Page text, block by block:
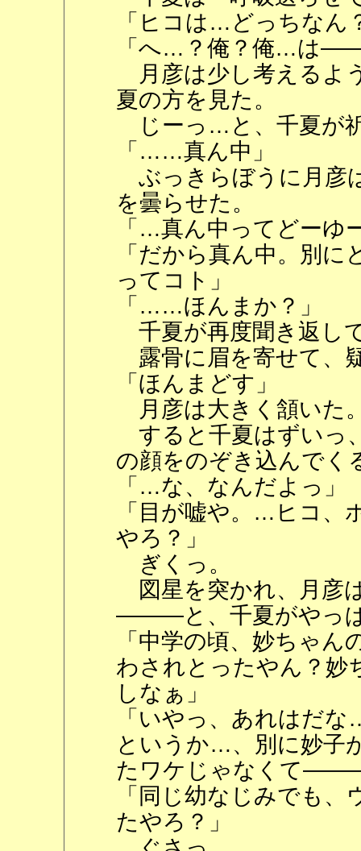
「ヒコは…どっちなん
「へ…？俺？俺…は
月彦は少し考えるよ
夏の方を見た。
じーっ…と、千夏が
「……真ん中」
ぶっきらぼうに月
を曇らせた。
「…真ん中ってどーゆ
「だから真ん中。別
ってコト」
「……ほんまか？」
千夏が再度聞き返し
露骨に眉を寄せて、
「ほんまどす」
月彦は大きく頷いた
すると千夏はずいっ
の顔をのぞき込んでく
「…な、なんだよっ」
「目が嘘や。…ヒコ、
やろ？」
ぎくっ。
図星を突かれ、月彦
―――と、千夏がやっ
「中学の頃、妙ちゃ
わされとったやん？妙
しなぁ」
「いやっ、あれはだ
というか…、別に妙子
たワケじゃなくて
「同じ幼なじみでも
たやろ？」